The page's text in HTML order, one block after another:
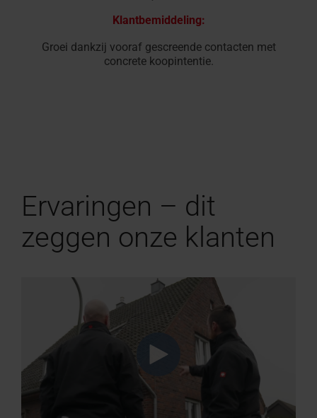
Klantbemiddeling:
Groei dankzij vooraf gescreende contacten met
concrete koopintentie.
Ervaringen – dit
zeggen onze klanten